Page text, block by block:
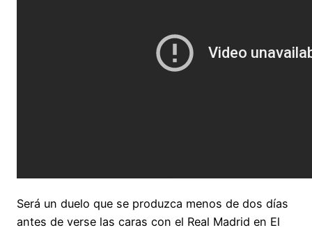
Será un duelo que se produzca menos de dos días
antes de verse las caras con el Real Madrid en El